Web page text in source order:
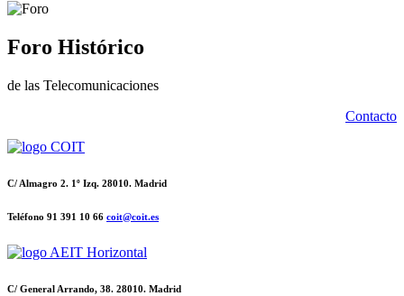
Foro Histórico
de las Telecomunicaciones
Contacto
C/ Almagro 2. 1º Izq. 28010. Madrid
Teléfono 91 391 10 66 coit@coit.es
C/ General Arrando, 38. 28010. Madrid